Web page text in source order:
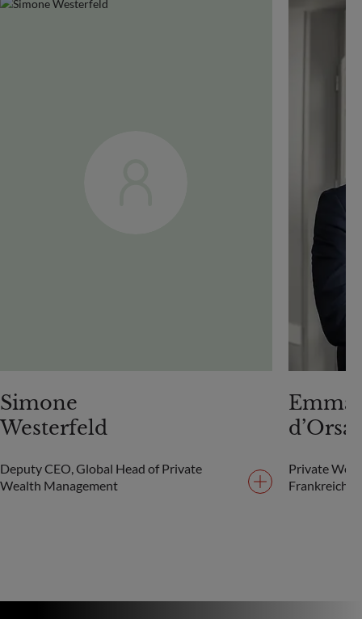
Simone
Westerfeld
Deputy CEO, Global Head of Private
Wealth Management
Private
Frankreich